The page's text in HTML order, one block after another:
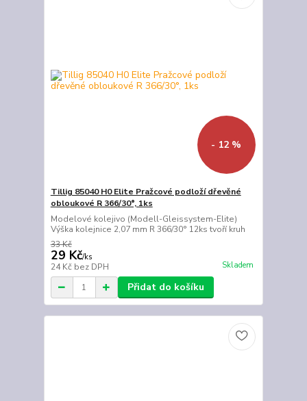
- 12 %
Tillig 85040 H0 Elite Pražcové podloží dřevěné
obloukové R 366/30°, 1ks
Modelové kolejivo (Modell-Gleissystem-Elite)
Výška kolejnice 2,07 mm R 366/30° 12ks tvoří kruh
33 Kč
29 Kč/ks
24 Kč bez DPH Skladem
Přidat do košíku